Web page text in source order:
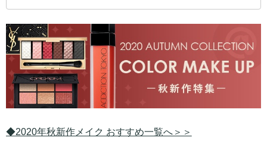
◆2020年秋新作メイク おすすめ一覧へ＞＞